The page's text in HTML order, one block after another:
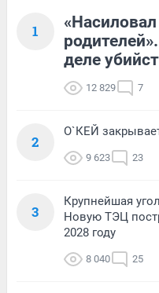
1
деле
12 829 7
2
О`КЕЙ
9 623 23
3
Крупнейшая
Новую ТЭЦ
2028 году
8 040 25